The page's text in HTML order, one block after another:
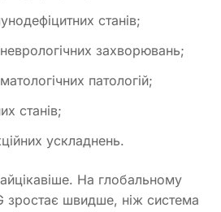
станів;
захворювань;
патологій;
станів;
ускладнень.
На глобальному
зростає швидше, ніж система